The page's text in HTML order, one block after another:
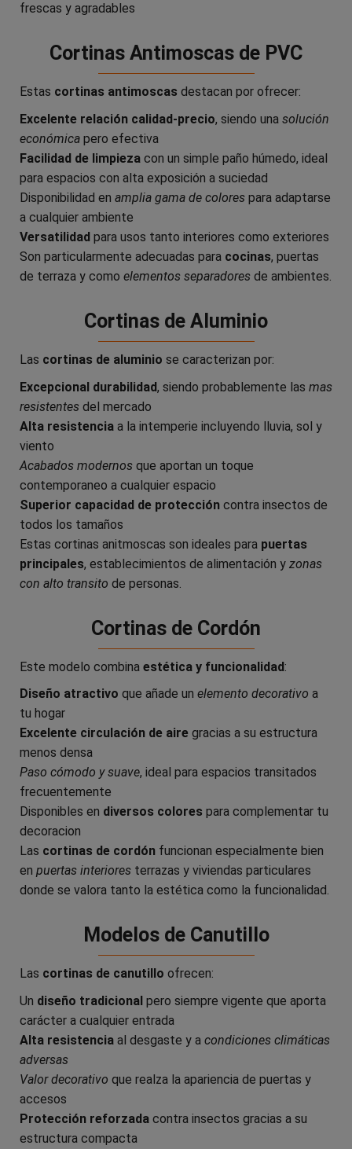
frescas y agradables
Cortinas Antimoscas de PVC
Estas cortinas antimoscas destacan por ofrecer:
Excelente relación calidad-precio, siendo una solución
económica pero efectiva
Facilidad de limpieza con un simple paño húmedo, ideal
para espacios con alta exposición a suciedad
Disponibilidad en amplia gama de colores para adaptarse
a cualquier ambiente
Versatilidad para usos tanto interiores como exteriores
Son particularmente adecuadas para cocinas, puertas
de terraza y como elementos separadores de ambientes.
Cortinas de Aluminio
Las cortinas de aluminio se caracterizan por:
Excepcional durabilidad, siendo probablemente las mas
resistentes del mercado
Alta resistencia a la intemperie incluyendo lluvia, sol y
viento
Acabados modernos que aportan un toque
contemporaneo a cualquier espacio
Superior capacidad de protección contra insectos de
todos los tamaños
Estas cortinas anitmoscas son ideales para puertas
principales, establecimientos de alimentación y zonas
con alto transito de personas.
Cortinas de Cordón
Este modelo combina estética y funcionalidad:
Diseño atractivo que añade un elemento decorativo a
tu hogar
Excelente circulación de aire gracias a su estructura
menos densa
Paso cómodo y suave, ideal para espacios transitados
frecuentemente
Disponibles en diversos colores para complementar tu
decoracion
Las cortinas de cordón funcionan especialmente bien
en puertas interiores terrazas y viviendas particulares
donde se valora tanto la estética como la funcionalidad.
Modelos de Canutillo
Las cortinas de canutillo ofrecen:
Un diseño tradicional pero siempre vigente que aporta
carácter a cualquier entrada
Alta resistencia al desgaste y a condiciones climáticas
adversas
Valor decorativo que realza la apariencia de puertas y
accesos
Protección reforzada contra insectos gracias a su
estructura compacta